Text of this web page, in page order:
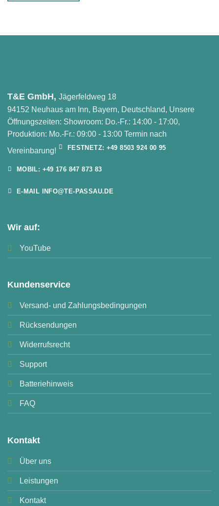
T&E GmbH, Jägerfeldweg 18
94152 Neuhaus am Inn, Bayern, Deutschland, Unsere
Öffnungszeiten: Showroom: Do.-Fr.: 14:00 - 17:00,
Produktion: Mo.-Fr.: 09:00 - 13:00 Termin nach
Vereinbarung!
FESTNETZ: +49 8503 924 00 95
MOBIL: +49 176 847 873 83
E-MAIL INFO@TE-PASSAU.DE
Wir auf:
YouTube
Kundenservice
Versand- und Zahlungsbedingungen
Rücksendungen
Widerrufsrecht
Support
Batteriehinweis
FAQ
Kontakt
Über uns
Leistungen
Kontakt